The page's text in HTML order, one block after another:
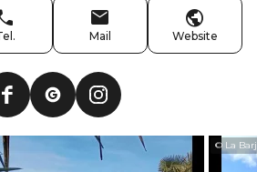
Mail Website
© La